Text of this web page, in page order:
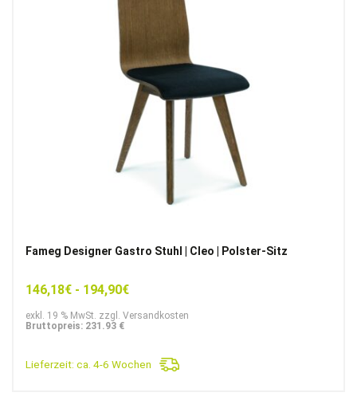
Fameg Designer Gastro Stuhl | Cleo | Polster-Sitz
146,18€ - 194,90€
exkl. 19 % MwSt. zzgl. Versandkosten
Bruttopreis: 231.93 €
Lieferzeit: ca. 4-6 Wochen